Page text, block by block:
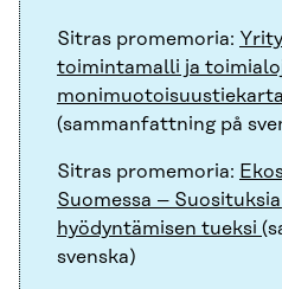
Sitras promemoria:
toimintamalli ja
(sammanfattning på
Sitras promemoria:
Suomessa –
hyödyntämisen tueksi
svenska)